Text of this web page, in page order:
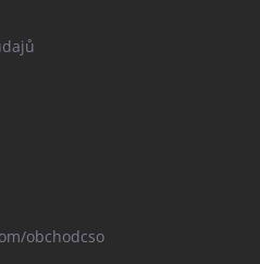
obchodcso